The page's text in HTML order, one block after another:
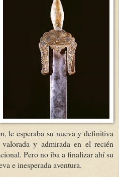
le esperaba su nueva y definitiva
y admirada en el recién
Pero no iba a finalizar ahí su
e inesperada aventura.